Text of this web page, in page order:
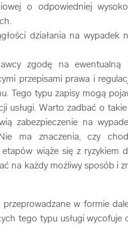
o odpowiedniej
działania na wypadek
zgodę na ewentualną
przepisami prawa i
Tego typu zapisy mogą
usługi. Warto zadbać o
zabezpieczenie na
ma znaczenia, czy
wiąże się z ryzykiem
na każdy możliwy sposób i
w formie
tego typu usługi wycofuje